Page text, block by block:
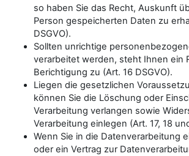
so haben Sie das Recht, Auskunft
Person gespeicherten Daten zu
DSGVO).
Sollten unrichtige
verarbeitet werden, steht Ihnen ein
Berichtigung zu (Art. 16 DSGVO).
Liegen die gesetzlichen
können Sie die Löschung oder
Verarbeitung verlangen sowie
Verarbeitung einlegen (Art. 17, 18
Wenn Sie in die Datenverarbeitung
oder ein Vertrag zur